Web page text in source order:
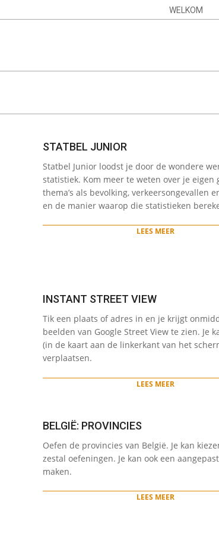
to
Menu
WELKOM
STATBEL JUNIOR
01-
22
Statbel Junior loodst je door de wondere
statistiek. Kom meer te weten over je eigen
thema’s als bevolking, verkeersongevallen
en de manier waarop die statistieken
LEES MEER
INSTANT STREET VIEW
05-
12
Tik een plaats of adres in en je krijgt
beelden van Google Street View te zien. Je
(in de kaart aan de linkerkant van het
verplaatsen.
LEES MEER
BELGIË: PROVINCIES
05-
12
Oefen de provincies van België. Je kan
zestal oefeningen. Je kan ook een
maken.
LEES MEER